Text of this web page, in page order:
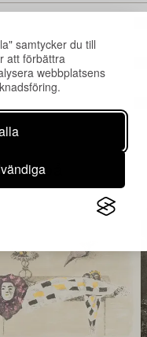
samtycker du till
att förbättra
webbplatsens
på